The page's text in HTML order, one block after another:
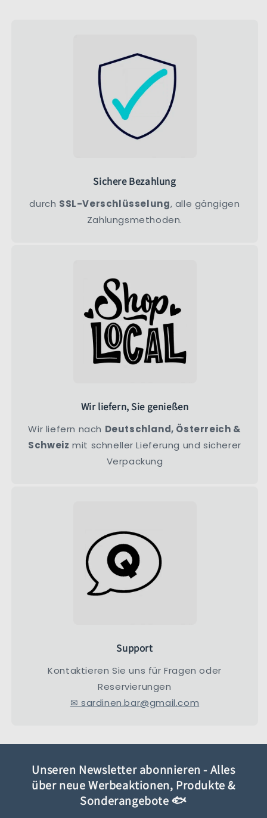
Sichere Bezahlung
durch SSL-Verschlüsselung, alle gängigen
Zahlungsmethoden.
Wir liefern, Sie genießen
Wir liefern nach Deutschland, Österreich &
Schweiz mit schneller Lieferung und sicherer
Verpackung
Support
Kontaktieren Sie uns für Fragen oder
Reservierungen
✉ sardinen.bar@gmail.com
Unseren Newsletter abonnieren - Alles
über neue Werbeaktionen, Produkte &
Sonderangebote 🐟